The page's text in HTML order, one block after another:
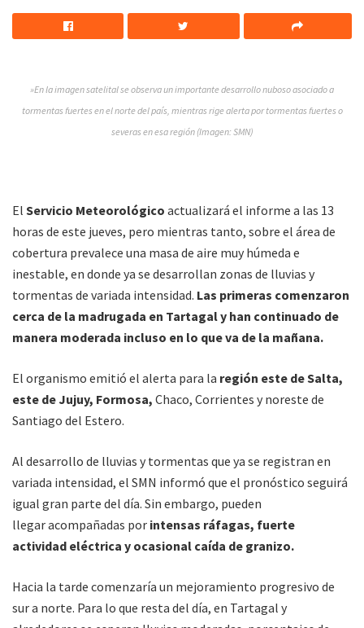
»En la imagen satelital se observa un importante desarrollo nuboso asociado a
tormentas fuertes en el norte del país, mientras rige alerta por tormentas fuertes o
severas en esa región (Imagen: SMN)
El Servicio Meteorológico actualizará el informe a las 13
horas de este jueves, pero mientras tanto, sobre el área de
cobertura prevalece una masa de aire muy húmeda e
inestable, en donde ya se desarrollan zonas de lluvias y
tormentas de variada intensidad. Las primeras comenzaron
cerca de la madrugada en Tartagal y han continuado de
manera moderada incluso en lo que va de la mañana.
El organismo emitió el alerta para la región este de Salta,
este de Jujuy, Formosa, Chaco, Corrientes y noreste de
Santiago del Estero.
Al desarrollo de lluvias y tormentas que ya se registran en
variada intensidad, el SMN informó que el pronóstico seguirá
igual gran parte del día. Sin embargo, pueden
llegar acompañadas por intensas ráfagas, fuerte
actividad eléctrica y ocasional caída de granizo.
Hacia la tarde comenzaría un mejoramiento progresivo de
sur a norte. Para lo que resta del día, en Tartagal y